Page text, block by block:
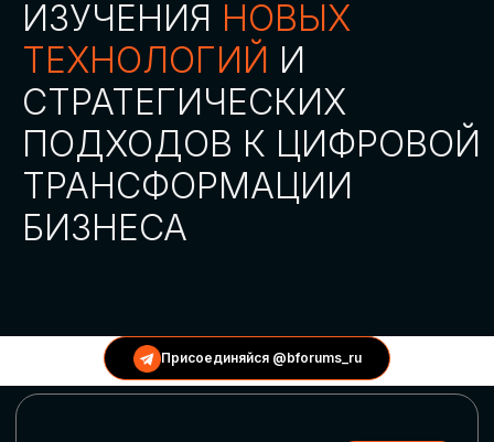
Присоединяйся @bforums_ru
АККРЕДИТАЦИЯ
СМИ
СТАТЬ УЧАСТНИКОМ
ГЛОБАЛЬНАЯ
ЦИФРОВИЗАЦИЯ